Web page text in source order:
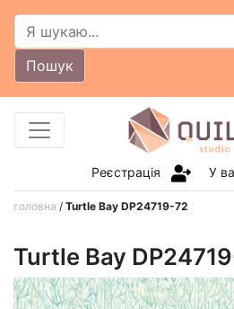
Пошук
Реєстрація У
головна / Turtle Bay DP24719-72
Turtle Bay